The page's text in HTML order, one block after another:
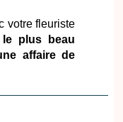
votre fleuriste
le plus beau
affaire de